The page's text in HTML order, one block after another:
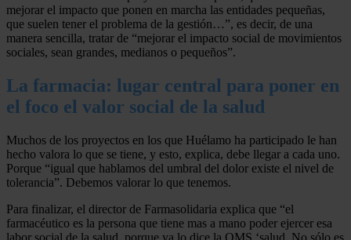
mejorar el impacto que ponen en marcha las entidades pequeñas,
que suelen tener el problema de la gestión…”, es decir, de una
manera sencilla, tratar de “mejorar el impacto social de movimientos
sociales, sean grandes, medianos o pequeños”.
La farmacia: lugar central para poner en
el foco el valor social de la salud
Muchos de los proyectos en los que Huélamo ha participado le han
hecho valora lo que se tiene, y esto, explica, debe llegar a cada uno.
Porque “igual que hablamos del umbral del dolor existe el nivel de
tolerancia”. Debemos valorar lo que tenemos.
Para finalizar, el director de Farmasolidaria explica que “el
farmacéutico es la persona que tiene mas a mano poder ejercer esa
labor social de la salud, porque ya lo dice la OMS ‘salud, No sólo es